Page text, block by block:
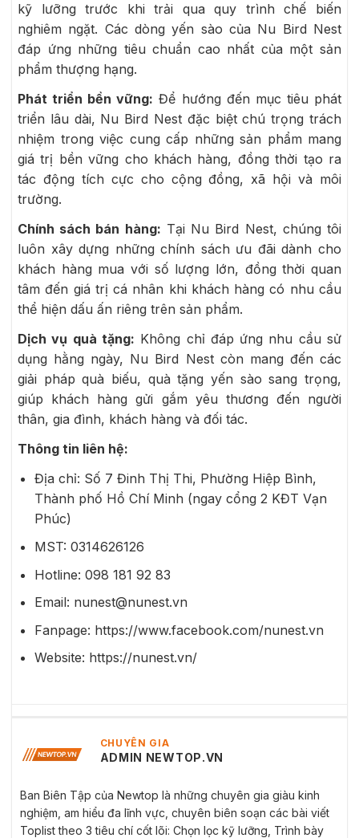
kỹ lưỡng trước khi trải qua quy trình chế biến
nghiêm ngặt. Các dòng yến sào của Nu Bird Nest
đáp ứng những tiêu chuẩn cao nhất của một sản
phẩm thượng hạng.
Phát triển bền vững: Để hướng đến mục tiêu phát
triển lâu dài, Nu Bird Nest đặc biệt chú trọng trách
nhiệm trong việc cung cấp những sản phẩm mang
giá trị bền vững cho khách hàng, đồng thời tạo ra
tác động tích cực cho cộng đồng, xã hội và môi
trường.
Chính sách bán hàng: Tại Nu Bird Nest, chúng tôi
luôn xây dựng những chính sách ưu đãi dành cho
khách hàng mua với số lượng lớn, đồng thời quan
tâm đến giá trị cá nhân khi khách hàng có nhu cầu
thể hiện dấu ấn riêng trên sản phẩm.
Dịch vụ quà tặng: Không chỉ đáp ứng nhu cầu sử
dụng hằng ngày, Nu Bird Nest còn mang đến các
giải pháp quà biếu, quà tặng yến sào sang trọng,
giúp khách hàng gửi gắm yêu thương đến người
thân, gia đình, khách hàng và đối tác.
Thông tin liên hệ:
Địa chỉ: Số 7 Đinh Thị Thi, Phường Hiệp Bình,
Thành phố Hồ Chí Minh (ngay cổng 2 KĐT Vạn
Phúc)
MST: 0314626126
Hotline: 098 181 92 83
Email: nunest@nunest.vn
Fanpage: https://www.facebook.com/nunest.vn
Website: https://nunest.vn/
CHUYÊN GIA
ADMIN NEWTOP.VN
Ban Biên Tập của Newtop là những chuyên gia giàu kinh
nghiệm, am hiểu đa lĩnh vực, chuyên biên soạn các bài viết
Toplist theo 3 tiêu chí cốt lõi: Chọn lọc kỹ lưỡng, Trình bày